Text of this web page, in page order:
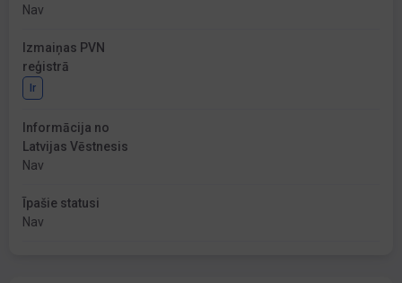
Nav
Izmaiņas PVN
reģistrā
Ir
Informācija no
Latvijas Vēstnesis
Nav
Īpašie statusi
Nav